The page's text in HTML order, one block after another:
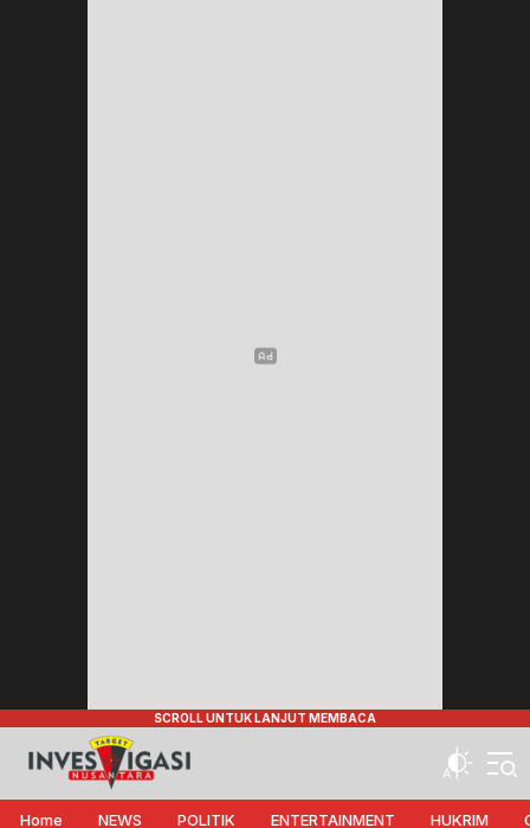
Target Investigasi Nusantara
Edukasi Nusantara
Home NEWS POLITIK ENTERTAINMENT HUKRIM